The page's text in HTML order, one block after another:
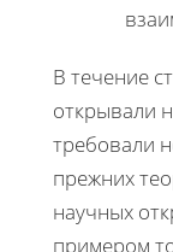
В течение
открывали
требовали
прежних
научных
примером